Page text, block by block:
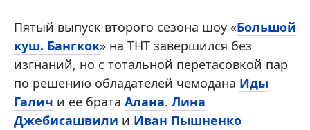
Пятый выпуск второго сезона шоу «Большой
куш. Бангкок» на ТНТ завершился без
изгнаний, но с тотальной перетасовкой пар
по решению обладателей чемодана Иды
Галич и ее брата Алана. Лина
Джебисашвили и Иван Пышненко